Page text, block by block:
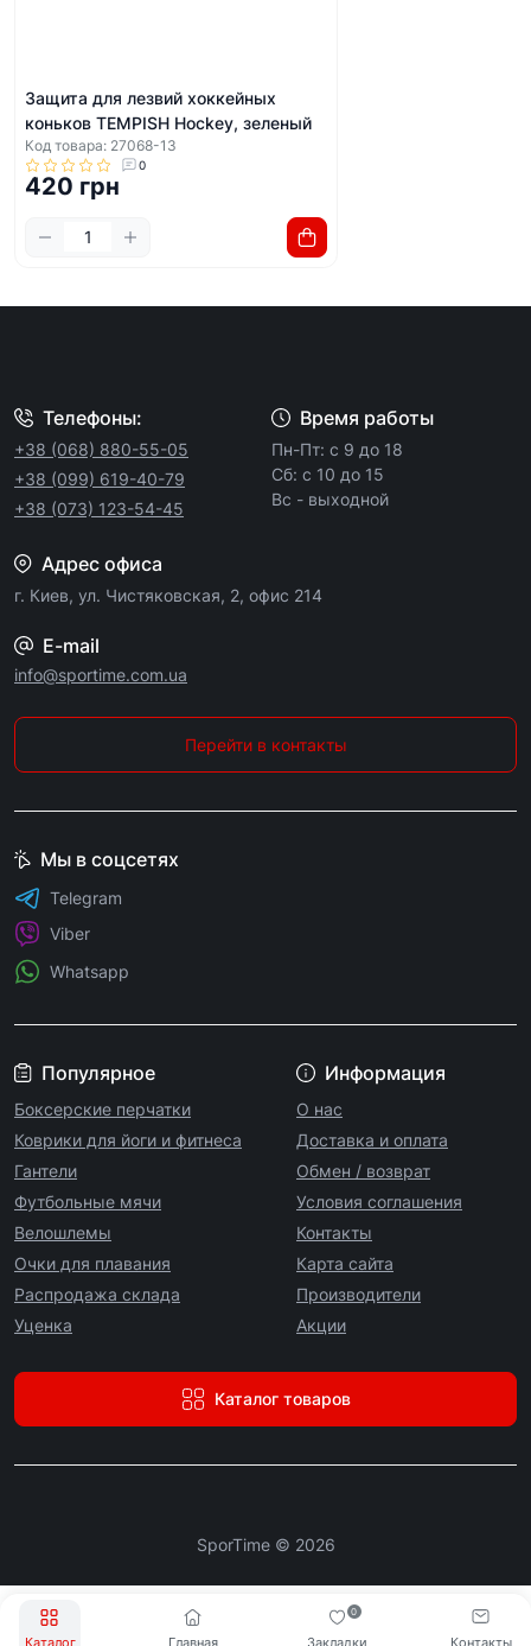
Каталог Главная Закладки
0
Контакты
Защита для лезвий хоккейных
коньков TEMPISH Hockey, зеленый
Код товара: 27068-13
0
420 грн
Телефоны:
+38 (068) 880-55-05
+38 (099) 619-40-79
+38 (073) 123-54-45
Время работы
Пн-Пт: с 9 до 18
Сб: с 10 до 15
Вс - выходной
Адрес офиса
г. Киев, ул. Чистяковская, 2, офис 214
E-mail
info@sportime.com.ua
Перейти в контакты
Популярное
Боксерские перчатки
Коврики для йоги и фитнеса
Гантели
Футбольные мячи
Велошлемы
Очки для плавания
Распродажа склада
Уценка
Информация
О нас
Доставка и оплата
Обмен / возврат
Условия соглашения
Контакты
Карта сайта
Производители
Акции
Каталог товаров
Мы в соцсетях
Telegram
Viber
Whatsapp
SporTime © 2026